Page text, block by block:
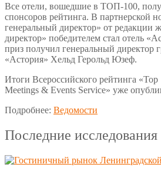
Все отели, вошедшие в ТОП-100,
спонсоров рейтинга. В партнерской
генеральный директор» от редакции
директор» победителем стал отель
приз получил генеральный директор
«Астория» Хельд Герольд Юзеф.
Итоги Всероссийского рейтинга «Top
Meetings & Events Service» уже
Подробнее: Ведомости
Последние исследования